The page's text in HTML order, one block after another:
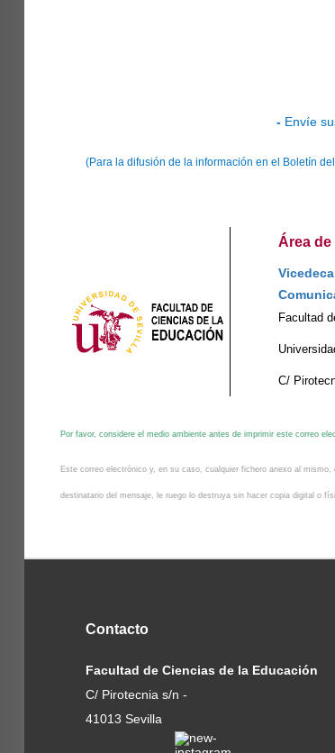
- Envíe
(Para la difusión de la información en el Boletín
Área
Facultad
C/
Por favor, considere el medio ambiente antes de imprimir este correo
Este correo electrónico y, en su caso, cualquier fichero anexo al
destinatario del mensaje, le ruego lo destruya sin hacer copia digital o
Contacto
Facultad de Ciencias de la Educación
C/ Pirotecnia s/n -
41013 Sevilla